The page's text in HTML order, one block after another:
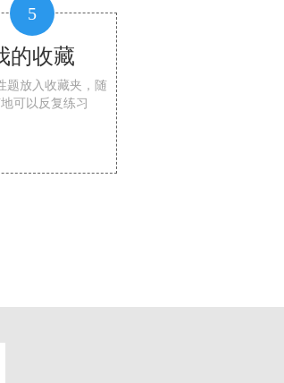
5
的收藏
题放入收藏夹，随
可以反复练习